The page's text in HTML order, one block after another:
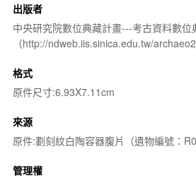
出版者
中央研究院數位典藏計畫---考古資料數位
（http://ndweb.iis.sinica.edu.tw/
格式
原件尺寸:6.93X7.11cm
來源
原件:劃刻紋白陶容器腹片（遺物編號：
管理權